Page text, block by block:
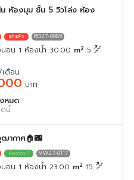
ห้องมุม ชั้น 5 วิวโล่ง ห้อง
RO27-0089
อน 1 ห้องน้ำ 30.00 m2 5
เดือน
บาท
หมด
ดนี้
ฒากาศ🏠🌃
MW27-0117
อน 1 ห้องน้ำ 23.00 m2 15